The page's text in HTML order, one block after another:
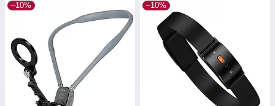
–10% –10%